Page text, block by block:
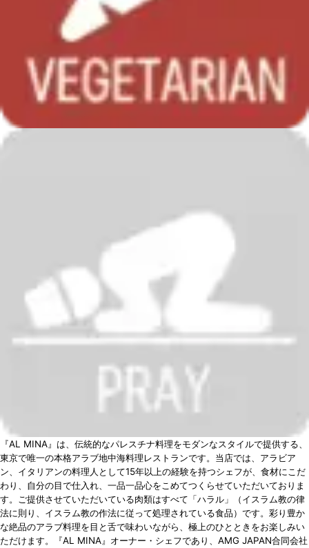
『AL MINA』は、伝統的なパレスチナ料理をモダンなスタイルで提供する、
東京で唯一の本格アラブ地中海料理レストランです。当店では、アラビア
ン、イタリアンの料理人として15年以上の経験を持つシェフが、食材にこだ
わり、自分の目で仕入れ、一品一品心をこめてつくらせていただいておりま
す。ご提供させていただいている肉類はすべて「ハラル」（イスラム教の律
法に則り、イスラム教の作法に従って処理されている食品）です。彩り豊か
な絶品のアラブ料理を目と舌で味わいながら、極上のひとときをお楽しみい
ただけます。『AL MINA』オーナー・シェフであり、AMG JAPAN合同会社